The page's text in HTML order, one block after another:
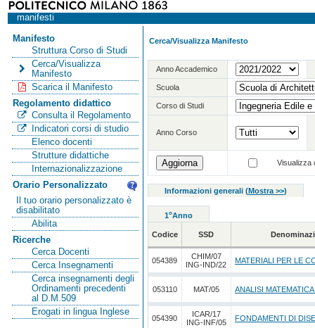
manifesti
Manifesto
Struttura Corso di Studi
Cerca/Visualizza
Manifesto
Scarica il Manifesto
Regolamento didattico
Consulta il Regolamento
Indicatori corsi di studio
Elenco docenti
Strutture didattiche
Internazionalizzazione
Orario Personalizzato
Il tuo orario personalizzato è
disabilitato
Abilita
Ricerche
Cerca Docenti
Cerca Insegnamenti
Cerca insegnamenti degli
Ordinamenti precedenti
al D.M.509
Erogati in lingua Inglese
Cerca/Visualizza Manifesto
Anno Accademico
Scuola
Corso di Studi
Anno Corso
Visualizza
Informazioni generali (Mostra >>)
1oAnno
Codice SSD
054389
CHIM/07
ING-IND/22
MATERIALI PER LE
053110 MAT/05 ANALISI MATEMATICA
054390
ICAR/17
ING-INF/05
FONDAMENTI DI